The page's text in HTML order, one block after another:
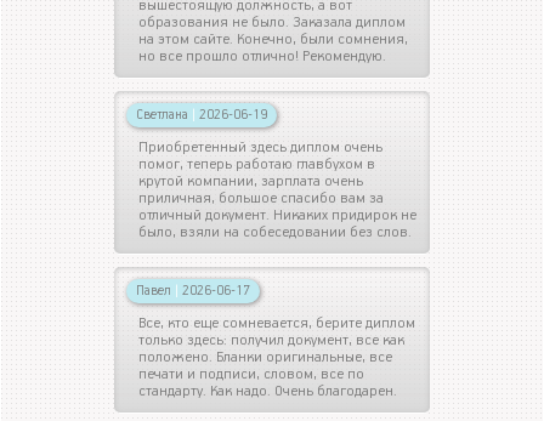
вышестоящую должность, а вот
образования не было. Заказала диплом
на этом сайте. Конечно, были сомнения,
но все прошло отлично! Рекомендую.
Светлана | 2026-06-19
Приобретенный здесь диплом очень
помог, теперь работаю главбухом в
крутой компании, зарплата очень
приличная, большое спасибо вам за
отличный документ. Никаких придирок не
было, взяли на собеседовании без слов.
Павел | 2026-06-17
Все, кто еще сомневается, берите диплом
только здесь: получил документ, все как
положено. Бланки оригинальные, все
печати и подписи, словом, все по
стандарту. Как надо. Очень благодарен.